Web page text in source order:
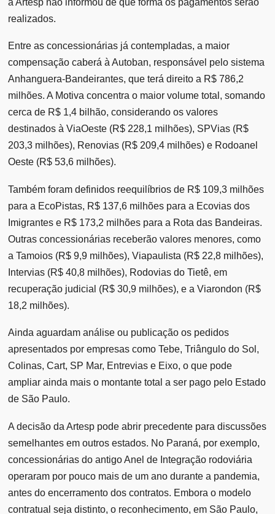
realizados.
Entre as concessionárias já contempladas, a maior
compensação caberá à Autoban, responsável pelo sistema
Anhanguera-Bandeirantes, que terá direito a R$ 786,2
milhões. A Motiva concentra o maior volume total, somando
cerca de R$ 1,4 bilhão, considerando os valores
destinados à ViaOeste (R$ 228,1 milhões), SPVias (R$
203,3 milhões), Renovias (R$ 209,4 milhões) e Rodoanel
Oeste (R$ 53,6 milhões).
Também foram definidos reequilíbrios de R$ 109,3 milhões
para a EcoPistas, R$ 137,6 milhões para a Ecovias dos
Imigrantes e R$ 173,2 milhões para a Rota das Bandeiras.
Outras concessionárias receberão valores menores, como
a Tamoios (R$ 9,9 milhões), Viapaulista (R$ 22,8 milhões),
Intervias (R$ 40,8 milhões), Rodovias do Tietê, em
recuperação judicial (R$ 30,9 milhões), e a Viarondon (R$
18,2 milhões).
Ainda aguardam análise ou publicação os pedidos
apresentados por empresas como Tebe, Triângulo do Sol,
Colinas, Cart, SP Mar, Entrevias e Eixo, o que pode
ampliar ainda mais o montante total a ser pago pelo Estado
de São Paulo.
A decisão da Artesp pode abrir precedente para discussões
semelhantes em outros estados. No Paraná, por exemplo,
concessionárias do antigo Anel de Integração rodoviária
operaram por pouco mais de um ano durante a pandemia,
antes do encerramento dos contratos. Embora o modelo
contratual seja distinto, o reconhecimento, em São Paulo,